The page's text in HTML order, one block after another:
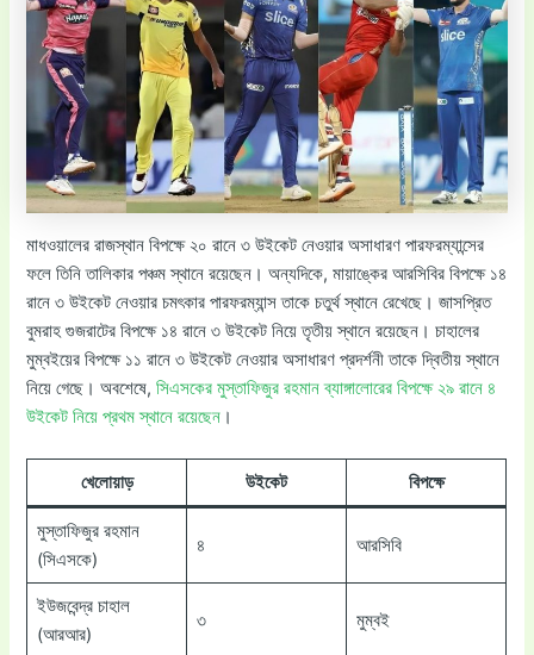
মাধওয়ালের রাজস্থান বিপক্ষে ২০ রানে ৩ উইকেট নেওয়ার অসাধারণ পারফরম্যান্সের
ফলে তিনি তালিকার পঞ্চম স্থানে রয়েছেন। অন্যদিকে, মায়াঙ্কের আরসিবির বিপক্ষে ১৪
রানে ৩ উইকেট নেওয়ার চমৎকার পারফরম্যান্স তাকে চতুর্থ স্থানে রেখেছে। জাসপ্রিত
বুমরাহ গুজরাটের বিপক্ষে ১৪ রানে ৩ উইকেট নিয়ে তৃতীয় স্থানে রয়েছেন। চাহালের
মুম্বইয়ের বিপক্ষে ১১ রানে ৩ উইকেট নেওয়ার অসাধারণ প্রদর্শনী তাকে দ্বিতীয় স্থানে
নিয়ে গেছে। অবশেষে,সিএসকের মুস্তাফিজুর রহমান ব্যাঙ্গালোরের বিপক্ষে ২৯ রানে ৪
উইকেট নিয়ে প্রথম স্থানে রয়েছেন ।
খেলোয়াড় উইকেট বিপক্ষে
মুস্তাফিজুর রহমান
(সিএসকে)
৪ আরসিবি
ইউজবেন্দ্র চাহাল
(আরআর)
৩ মুম্বই